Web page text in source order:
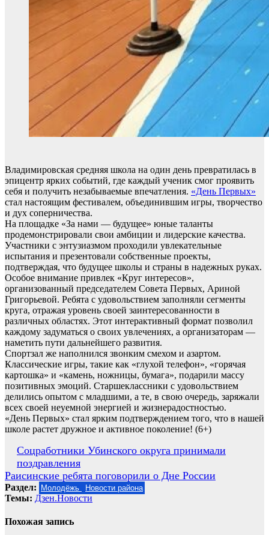
Владимировская средняя школа на один день превратилась в
эпицентр ярких событий, где каждый ученик смог проявить
себя и получить незабываемые впечатления. «День Первых»
стал настоящим фестивалем, объединившим игры, творчество
и дух соперничества.
На площадке «За нами — будущее» юные таланты
продемонстрировали свои амбиции и лидерские качества.
Участники с энтузиазмом проходили увлекательные
испытания и презентовали собственные проекты,
подтверждая, что будущее школы и страны в надежных руках.
Особое внимание привлек «Круг интересов»,
организованный председателем Совета Первых, Ариной
Григорьевой. Ребята с удовольствием заполняли сегменты
круга, отражая уровень своей заинтересованности в
различных областях. Этот интерактивный формат позволил
каждому задуматься о своих увлечениях, а организаторам —
наметить пути дальнейшего развития.
Спортзал же наполнился звонким смехом и азартом.
Классические игры, такие как «глухой телефон», «горячая
картошка» и «камень, ножницы, бумага», подарили массу
позитивных эмоций. Старшеклассники с удовольствием
делились опытом с младшими, а те, в свою очередь, заряжали
всех своей неуемной энергией и жизнерадостностью.
«День Первых» стал ярким подтверждением того, что в нашей
школе растет дружное и активное поколение! (6+)
Навигация
по
записям
Соцработники Убинского округа принимали
поздравления
Раисинские ребята поговорили о Дне России
Раздел: Молодёжь Новости района
Темы: Дзен.Новости
Похожая запись